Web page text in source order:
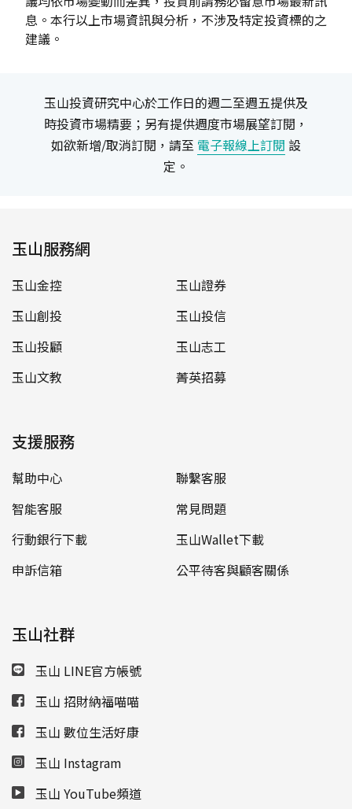
息。本行以上市場資訊與分析，不涉及特定投資標的之
建議。
玉山投資研究中心於工作日的週二至週五提供及
時投資市場精要；另有提供週度市場展望訂閱，
如欲新增/取消訂閱，請至 電子報線上訂閱 設
定。
玉山服務網
玉山金控
玉山證券
玉山創投
玉山投信
玉山投顧
玉山志工
玉山文教
菁英招募
支援服務
幫助中心
聯繫客服
智能客服
常見問題
行動銀行下載
玉山Wallet下載
申訴信箱
公平待客與顧客關係
玉山社群
玉山 LINE官方帳號
玉山 招財納福喵喵
玉山 數位生活好康
玉山 Instagram
玉山 YouTube頻道